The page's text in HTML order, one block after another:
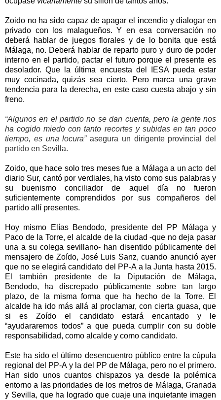
Zoido no ha sido capaz de apagar el incendio y dialogar en
privado con los malagueños. Y en esa conversación no
deberá hablar de juegos florales y de lo bonita que está
Málaga, no. Deberá hablar de reparto puro y duro de poder
interno en el partido, pactar el futuro porque el presente es
desolador. Que la última encuesta del IESA pueda estar
muy cocinada, quizás sea cierto. Pero marca una grave
tendencia para la derecha, en este caso cuesta abajo y sin
freno.
“Algunos en el partido no se dan cuenta, pero la gente nos
ha cogido miedo con tanto recortes y subidas en tan poco
tiempo, es una locura”asegura un dirigente provincial del
partido en Sevilla.
Zoido, que hace solo tres meses fue a Málaga a un acto del
diario Sur, cantó por verdiales, ha visto como sus palabras y
su buenismo conciliador de aquel día no fueron
suficientemente comprendidos por sus compañeros del
partido allí presentes.
Hoy mismo Elías Bendodo, presidente del PP Málaga y
Paco de la Torre, el alcalde de la ciudad -que no deja pasar
una a su colega sevillano- han disentido públicamente del
mensajero de Zoído, José Luis Sanz, cuando anunció ayer
que no se elegirá candidato del PP-A a la Junta hasta 2015.
El también presidente de
la Diputación de Málaga,
Bendodo, ha discrepado públicamente sobre tan largo
plazo, de la misma forma que ha hecho de
la Torre. El
alcalde ha ido más allá al proclamar, con cierta guasa, que
si es Zoído el candidato estará encantado y le
“ayudararemos todos” a que pueda cumplir con su doble
responsabilidad, como alcalde y como candidato.
Este ha sido el último desencuentro público entre la cúpula
regional del PP-A y la del PP de Málaga, pero no el primero.
Han sido unos cuantos chispazos ya desde la polémica
entorno a las prioridades de los metros de Málaga, Granada
y Sevilla, que ha logrado que cuaje una inquietante imagen